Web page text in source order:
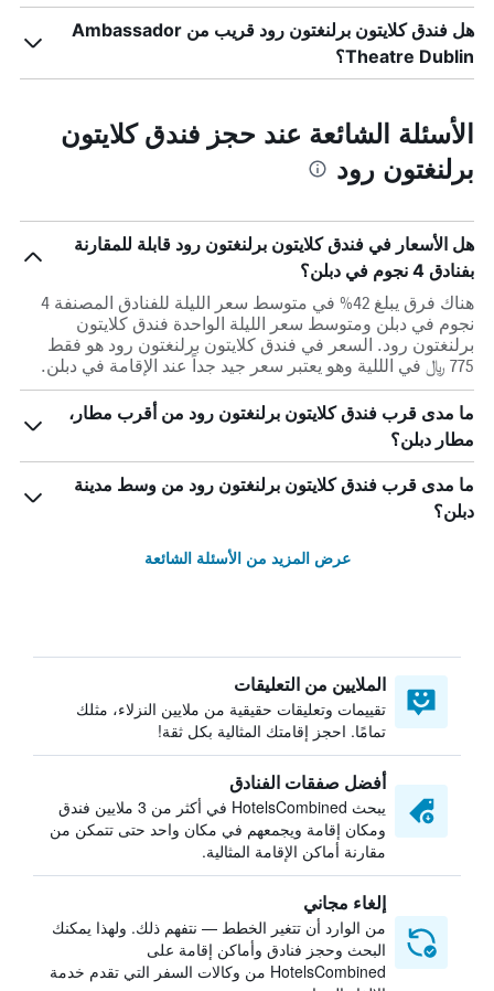
هل فندق كلايتون برلنغتون رود قريب من Ambassador
Theatre Dublin؟
الأسئلة الشائعة عند حجز فندق كلايتون
برلنغتون رود
هل الأسعار في فندق كلايتون برلنغتون رود قابلة للمقارنة
بفنادق 4 نجوم في دبلن؟
هناك فرق يبلغ 42% في متوسط ​​سعر الليلة للفنادق المصنفة 4
نجوم في دبلن ومتوسط ​​سعر الليلة الواحدة فندق كلايتون
برلنغتون رود. السعر في فندق كلايتون برلنغتون رود هو فقط
775 ﷼ في الللية وهو يعتبر سعر جيد جداً عند الإقامة في دبلن.
ما مدى قرب فندق كلايتون برلنغتون رود من أقرب مطار،
مطار دبلن؟
ما مدى قرب فندق كلايتون برلنغتون رود من وسط مدينة
دبلن؟
عرض المزيد من الأسئلة الشائعة
الملايين من التعليقات
تقييمات وتعليقات حقيقية من ملايين النزلاء، مثلك
تمامًا. احجز إقامتك المثالية بكل ثقة!
أفضل صفقات الفنادق
يبحث HotelsCombined في أكثر من 3 ملايين فندق
ومكان إقامة ويجمعهم في مكان واحد حتى تتمكن من
مقارنة أماكن الإقامة المثالية.
إلغاء مجاني
من الوارد أن تتغير الخطط — نتفهم ذلك. ولهذا يمكنك
البحث وحجز فنادق وأماكن إقامة على
HotelsCombined من وكالات السفر التي تقدم خدمة